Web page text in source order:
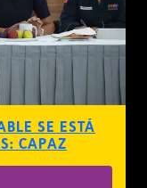
SE ESTÁ
CAPAZ